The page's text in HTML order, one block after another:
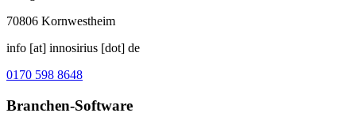
70806 Kornwestheim
info [at] innosirius [dot] de
0170 598 8648
Branchen-Software